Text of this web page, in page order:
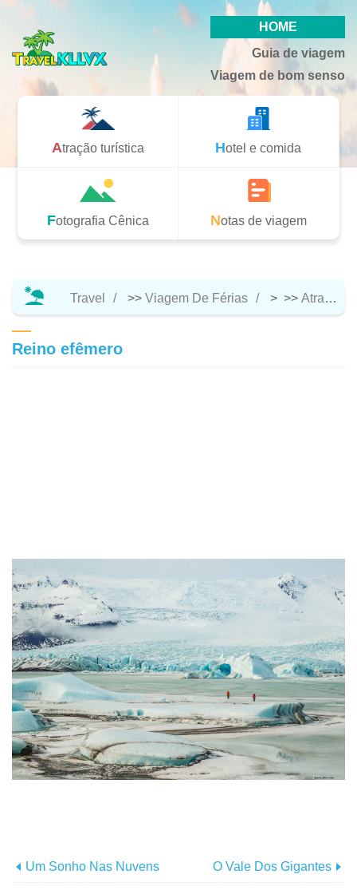
HOME
Guia de viagem
Viagem de bom senso
Atração turística Hotel e comida
Fotografia Cênica Notas de viagem
Travel >> Viagem De Férias > >> Atração Turística
Reino efêmero
Um Sonho Nas Nuvens O Vale Dos Gigantes